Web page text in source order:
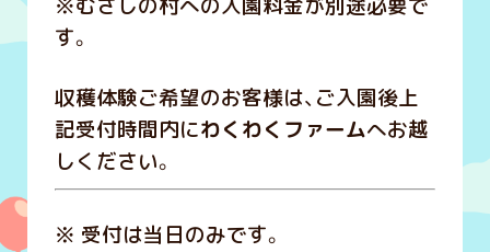
す。
収穫体験ご希望のお客様は、ご入園後上
記受付時間内にわくわくファームへお越
しください。
※ 受付は当日のみです。